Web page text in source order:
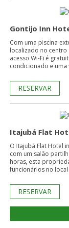
Gontijo Inn
Com uma piscina
localizado no centro
acesso Wi-Fi é gratuito. Todos os quartos apresentam uma
condicionado e uma
RESERVAR
Itajubá Flat
O Itajubá Flat Hotel
com um salão
horas, esta
funcionários no
RESERVAR